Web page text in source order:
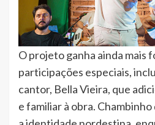
O projeto ganha ainda mais
participações especiais,
cantor, Bella Vieira, que
e familiar à obra.